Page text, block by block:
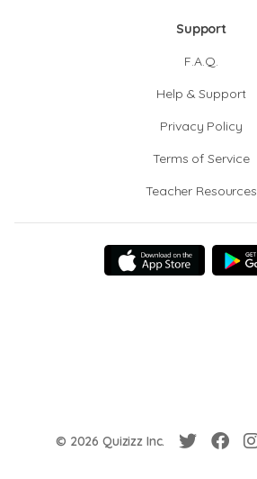
Support
F.A.Q.
Help & Support
Privacy Policy
Terms of Service
Teacher Resources
© 2026 Quizizz Inc.